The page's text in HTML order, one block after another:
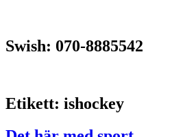
Swish: 070-8885542
Etikett: ishockey